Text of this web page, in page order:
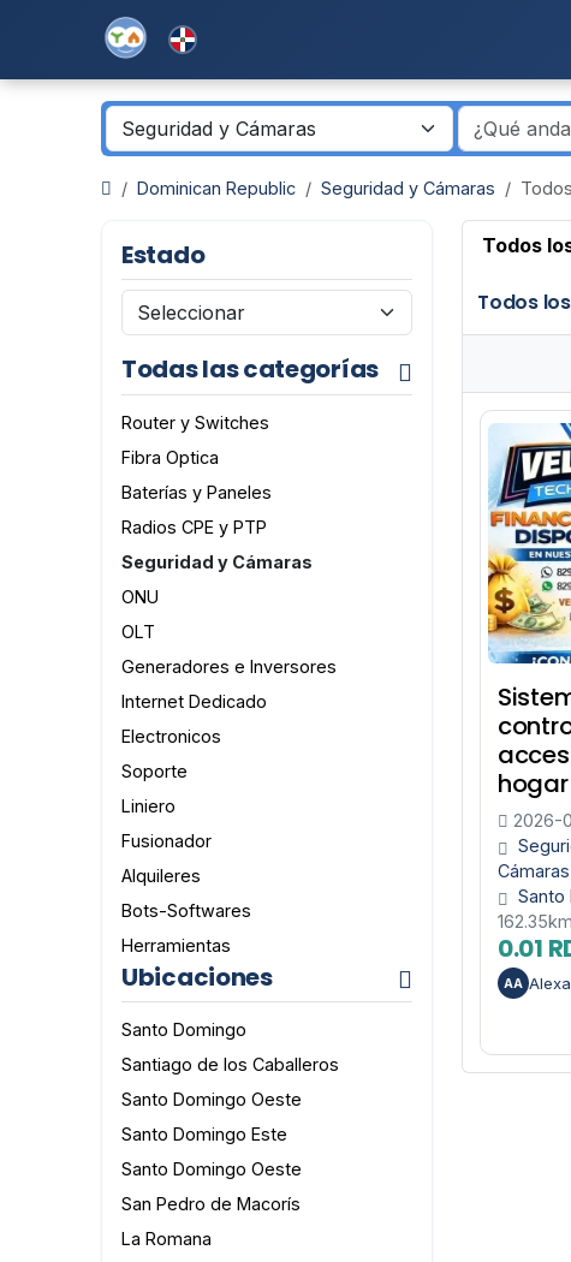
Dominican Republic Seguridad y Cámaras
Estado
Todas las categorías
Router y Switches
Fibra Optica
Baterías y Paneles
Radios CPE y PTP
Seguridad y Cámaras
ONU
OLT
Generadores e Inversores
Internet Dedicado
Electronicos
Soporte
Liniero
Fusionador
Alquileres
Bots-Softwares
Herramientas
Ubicaciones
Santo Domingo
Santiago de los Caballeros
Santo Domingo Oeste
Santo Domingo Este
Santo Domingo Oeste
San Pedro de Macorís
La Romana
Todos
Todos
2026-
Cámaras
Santo
162.35km
0.01
AA